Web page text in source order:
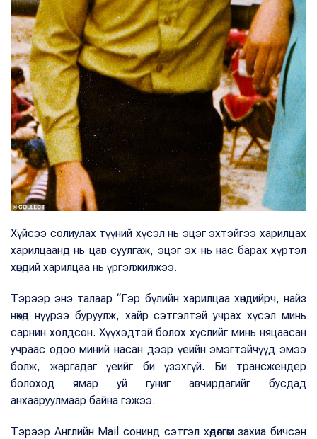
Хүйсээ солиулах түүний хүсэл нь эцэг эхтэйгээ харилцах
харилцаанд нь цав суулгаж, эцэг эх нь нас барах хүртэл
хөндий харилцаа нь үргэлжилжээ.
Тэрээр энэ талаар “Гэр бүлийн харилцаа хөндийрч, найз
нөхөд нүүрээ буруулж, хайр сэтгэлтэй учрах хүсэл минь
сарнин холдсон. Хүүхэдтэй болох хүслийг минь няцаасан
учраас одоо миний насан дээр үеийн эмэгтэйчүүд эмээ
болж, жаргадаг үеийг би үзэхгүй. Би трансжендер
болоход ямар уй гуниг авчирдагийг бусдад
анхааруулмаар байна гэжээ.
Тэрээр Английн Mail сонинд сэтгэл хөдөлгөм захиа бичсэн